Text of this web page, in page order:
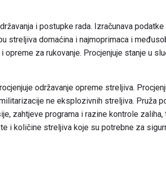
i postupke rada. Izračunava
streljiva domaćina i najmoprimaca i
za rukovanje. Procjenjuje stanje u
održavanje opreme streljiva.
ne eksplozivnih streljiva. Pruža
zahtjeve programa i razine kontrole zaliha,
i količine streljiva koje su potrebne za